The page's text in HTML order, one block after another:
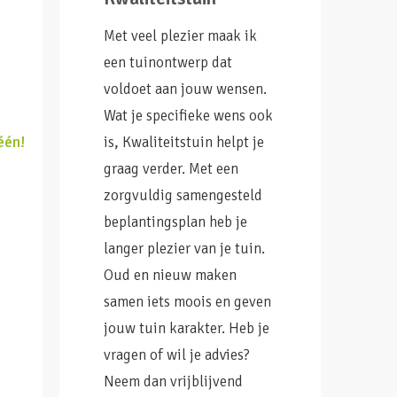
Met veel plezier maak ik
een tuinontwerp dat
voldoet aan jouw wensen.
Wat je specifieke wens ook
is, Kwaliteitstuin helpt je
graag verder. Met een
zorgvuldig samengesteld
beplantingsplan heb je
langer plezier van je tuin.
Oud en nieuw maken
samen iets moois en geven
jouw tuin karakter. Heb je
vragen of wil je advies?
Neem dan vrijblijvend